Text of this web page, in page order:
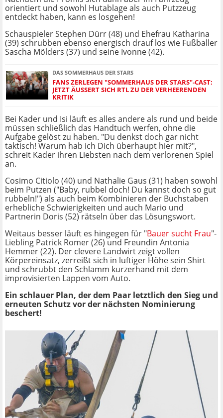
orientiert und sowohl Hutablage als auch Putzzeug
entdeckt haben, kann es losgehen!
Schauspieler Stephen Dürr (48) und Ehefrau Katharina
(39) schrubben ebenso energisch drauf los wie Fußballer
Sascha Mölders (37) und seine Ivonne (42).
DAS SOMMERHAUS DER STARS
FANS ZERLEGEN "SOMMERHAUS DER STARS"-CAST:
JETZT ÄUSSERT SICH RTL ZU DER VERHEERENDEN K
RITIK
Bei Kader und Isi läuft es alles andere als rund und beide
müssen schließlich das Handtuch werfen, ohne die
Aufgabe gelöst zu haben. "Du denkst doch gar nicht
taktisch! Warum hab ich Dich überhaupt hier mit?",
schreit Kader ihren Liebsten nach dem verlorenen Spiel
an.
Cosimo Citiolo (40) und Nathalie Gaus (31) haben sowohl
beim Putzen ("Baby, rubbel doch! Du kannst doch so gut
rubbeln!") als auch beim Kombinieren der Buchstaben
erhebliche Schwierigkeiten und auch Mario und
Partnerin Doris (52) rätseln über das Lösungswort.
Weitaus besser läuft es hingegen für "Bauer sucht Frau"-
Liebling Patrick Romer (26) und Freundin Antonia
Hemmer (22). Der clevere Landwirt zeigt vollen
Körpereinsatz, zerreißt sich in luftiger Höhe sein Shirt
und schrubbt den Schlamm kurzerhand mit dem
improvisierten Lappen vom Auto.
Ein schlauer Plan, der dem Paar letztlich den Sieg und
erneuten Schutz vor der nächsten Nominierung
beschert!